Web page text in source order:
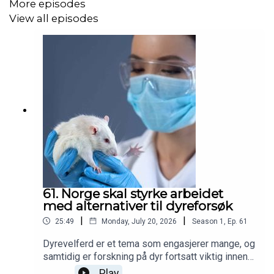
Veterinærinstituttet Edgar Brun.
More episodes
View all episodes
61. Norge skal styrke arbeidet
med alternativer til dyreforsøk
25:49 | Monday, July 20, 2026 | Season 1 Ep. 61
Dyrevelferd er et tema som engasjerer mange, og
samtidig er forskning på dyr fortsatt viktig innen
både medisin, veterinærmedisin og havbruk. For å